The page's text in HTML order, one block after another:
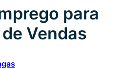
para
Vendas